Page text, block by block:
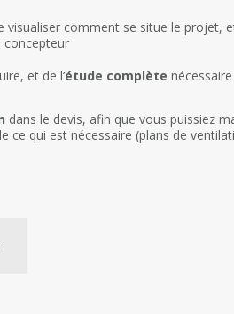
visualiser comment se situe le projet,
concepteur
et de l’étude complète
dans le devis, afin que vous puissiez
ce qui est nécessaire (plans de